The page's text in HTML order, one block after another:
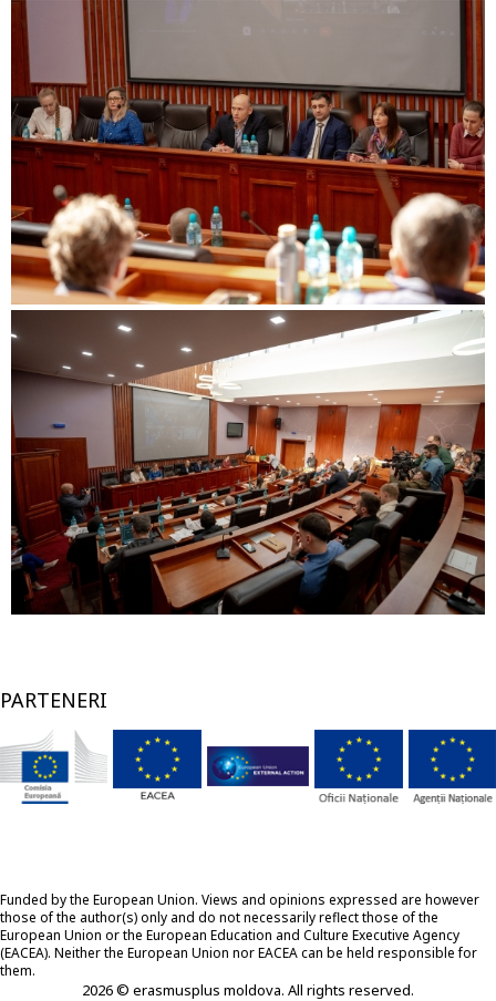
PARTENERI
Funded by the European Union. Views and opinions expressed are however
those of the author(s) only and do not necessarily reflect those of the
European Union or the European Education and Culture Executive Agency
(EACEA). Neither the European Union nor EACEA can be held responsible for
them.
2026 © erasmusplus moldova. All rights reserved.